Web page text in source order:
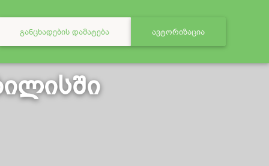
ᲒᲐᲜᲪᲮᲐᲓᲔᲑᲘᲡ ᲓᲐᲛᲐᲢᲔᲑᲐ ᲐᲕᲢᲝᲠᲘᲖᲐᲪᲘᲐ